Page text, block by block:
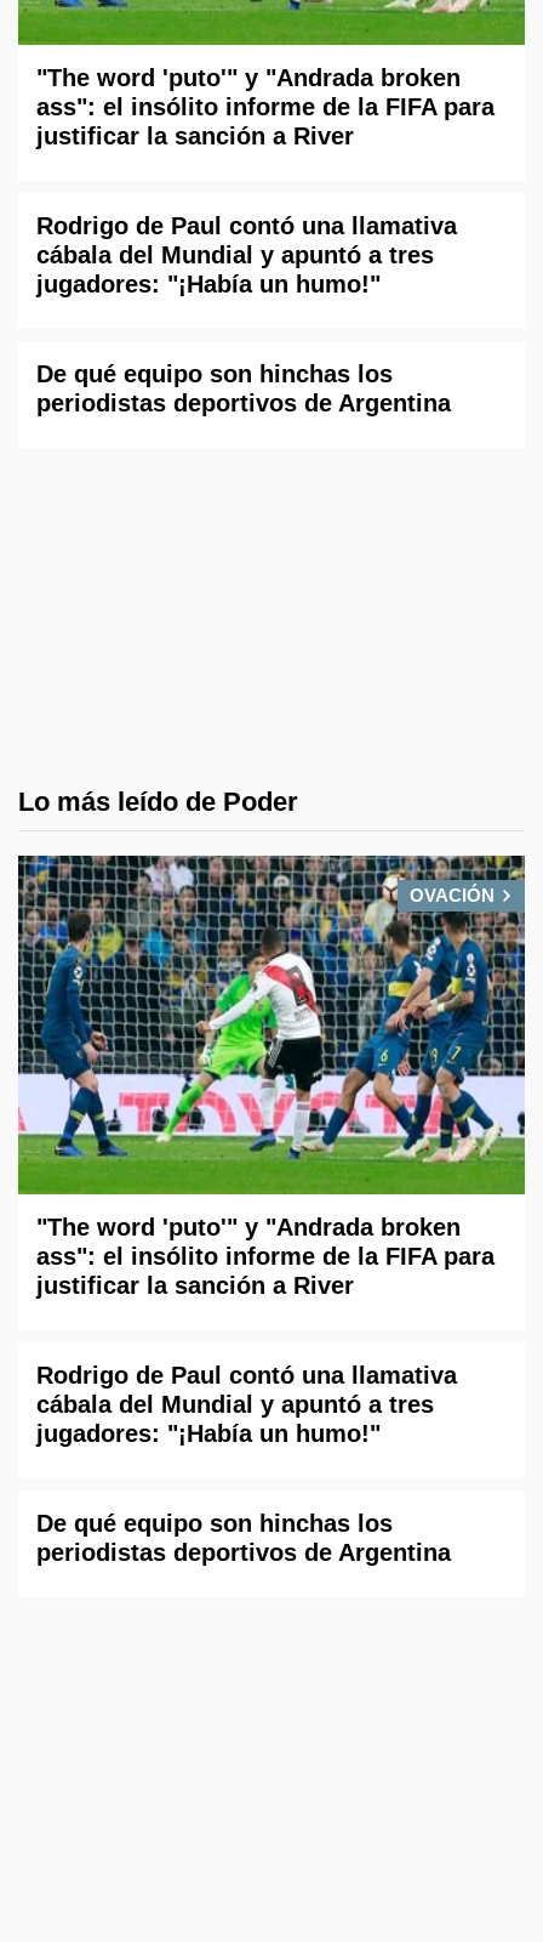
"The word 'puto'" y "Andrada broken
ass": el insólito informe de la FIFA para
justificar la sanción a River
Rodrigo de Paul contó una llamativa
cábala del Mundial y apuntó a tres
jugadores: "¡Había un humo!"
De qué equipo son hinchas los
periodistas deportivos de Argentina
Lo más leído de Poder
OVACIÓN
"The word 'puto'" y "Andrada broken
ass": el insólito informe de la FIFA para
justificar la sanción a River
Rodrigo de Paul contó una llamativa
cábala del Mundial y apuntó a tres
jugadores: "¡Había un humo!"
De qué equipo son hinchas los
periodistas deportivos de Argentina